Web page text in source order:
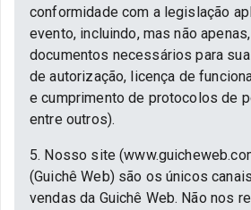
conformidade com a legislação
evento, incluindo, mas não
documentos necessários para
de autorização, licença de
e cumprimento de protocolos de
entre outros).
5. Nosso site
(Guichê Web) são os únicos
vendas da Guichê Web. Não nos